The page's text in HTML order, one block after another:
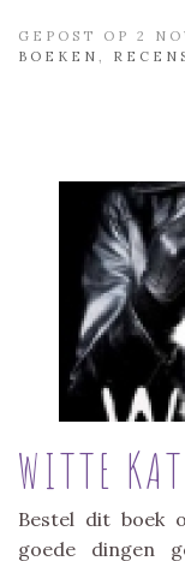
GEPOST OP 2
BOEKEN
WITTE
Bestel dit boek
goede dingen